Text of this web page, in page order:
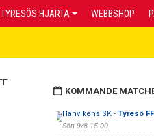
TYRESÖS HJÄRTA WEBBSHOP
KOMMANDE
Hanvikens SK - Tyresö
Sön 9/8 15:00